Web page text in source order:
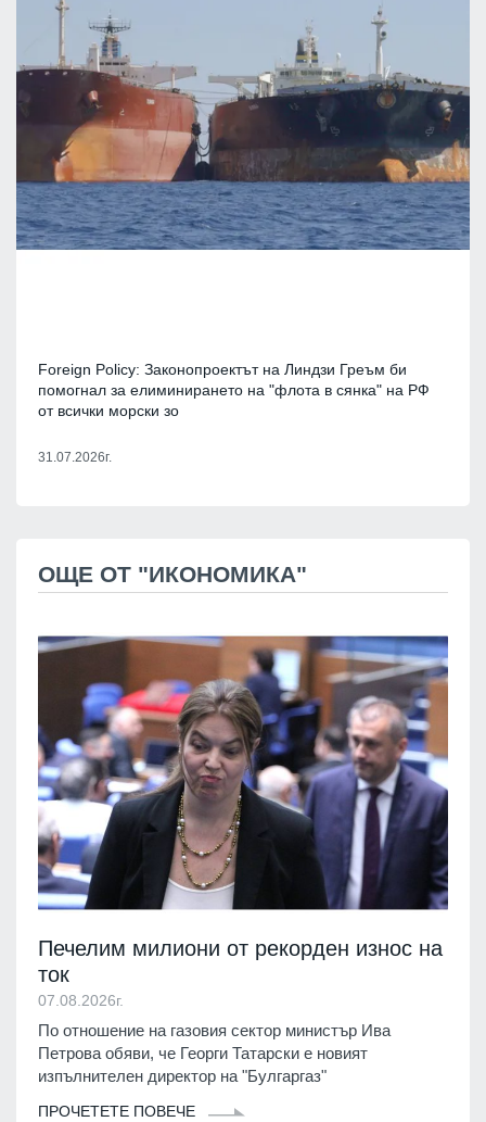
Foreign Policy: Законопроектът на Линдзи Греъм би
помогнал за елиминирането на "флота в сянка" на РФ
от всички морски зо
31.07.2026г.
ОЩЕ ОТ "ИКОНОМИКА"
Печелим милиони от рекорден износ на
ток
07.08.2026г.
По отношение на газовия сектор министър Ива
Петрова обяви, че Георги Татарски е новият
изпълнителен директор на "Булгаргаз"
ПРОЧЕТЕТЕ ПОВЕЧЕ